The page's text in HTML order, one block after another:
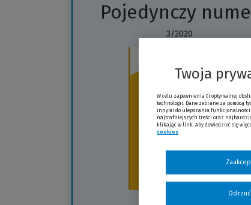
Pojedynczy
3/2020
innej
Twoja
W celu zapewnienia Ci optymalnej
technologii. Dane zebrane za pomocą
innymi do ulepszania funkcjonalności
najtrafniejszych treści oraz
klikając w link. Aby dowiedzieć się
cookies